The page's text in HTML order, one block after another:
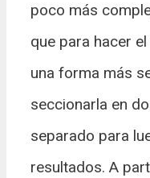
poco más
que para hacer
una forma más
seccionarla en
separado para
resultados. A